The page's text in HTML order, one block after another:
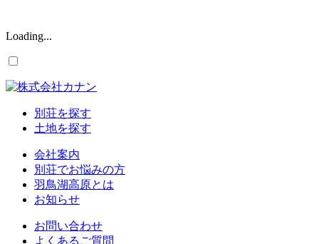
Loading...
別荘を探す
土地を探す
会社案内
別荘でお悩みの方
羽鳥湖高原とは
お知らせ
お問い合わせ
よくあるご質問